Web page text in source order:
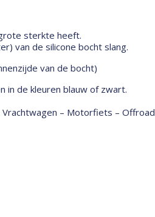
sterkte heeft.
van de silicone bocht slang.
van de bocht)
in de kleuren blauw of zwart.
– Motorfiets –